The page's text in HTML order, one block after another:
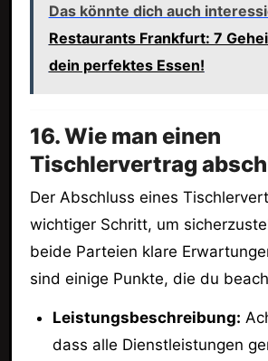
Das könnte dich auch
Restaurants Frankfurt: 7
dein perfektes Essen!
16. Wie man einen
Tischlervertrag
Der Abschluss eines
wichtiger Schritt, um
beide Parteien klare
sind einige Punkte, die du
Leistungsbeschreibung:
dass alle Dienstleistungen